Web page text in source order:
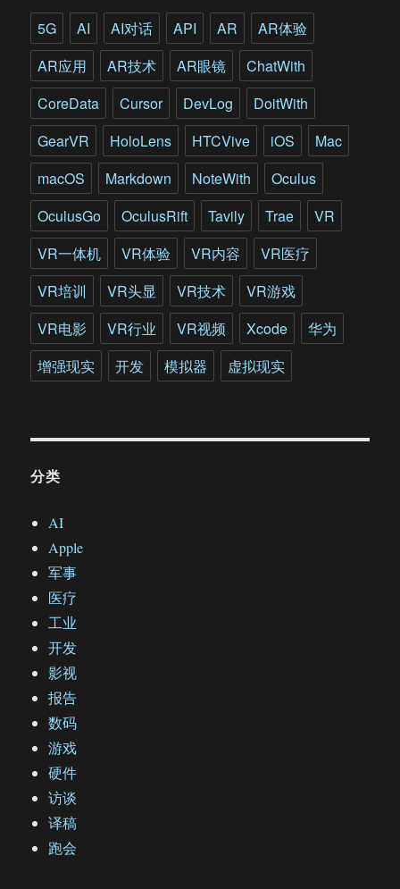
的
军
事
模
拟
训
练
平
台
即
将
亮
相
5G AI AI对话 API AR
AR体验
AR应用
AR技术 AR眼镜
ChatWith
CoreData
Cursor DevLog
DoitWith
GearVR
HoloLens HTCVive iOS
Mac
macOS
Markdown NoteWith
Oculus
OculusGo
OculusRift Tavily Trae
VR
VR一体机
VR体验 VR内容
VR医疗
VR培训
VR头显 VR技术
VR游戏
VR电影
VR行业 VR视频 Xcode
华为
增强现实
开发 模拟器 虚拟现实
分类
AI
Apple
军事
医疗
工业
开发
影视
报告
数码
游戏
硬件
访谈
译稿
跑会